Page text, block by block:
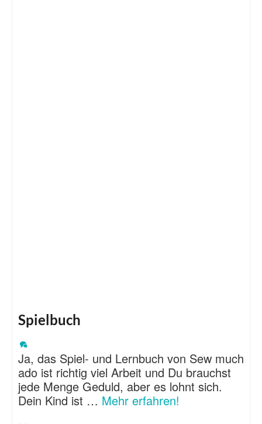
Spielbuch
Ja, das Spiel- und Lernbuch von Sew much
ado ist richtig viel Arbeit und Du brauchst
jede Menge Geduld, aber es lohnt sich.
Dein Kind ist … Mehr erfahren!